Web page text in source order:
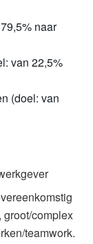
naar
van 22,5%
(doel: van
groot/complex
teamwork.